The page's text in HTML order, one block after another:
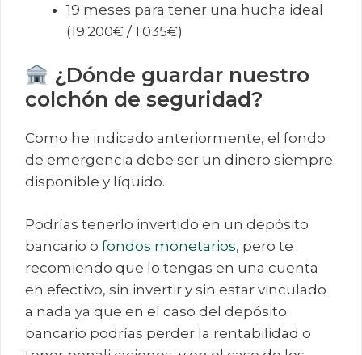
19 meses para tener una hucha ideal
(19.200€ / 1.035€)
¿Dónde guardar nuestro
colchón de seguridad?
Como he indicado anteriormente, el fondo
de emergencia debe ser un dinero siempre
disponible y líquido.
Podrías tenerlo invertido en un depósito
bancario o fondos monetarios, pero te
recomiendo que lo tengas en una cuenta
en efectivo, sin invertir y sin estar vinculado
a nada ya que en el caso del depósito
bancario podrías perder la rentabilidad o